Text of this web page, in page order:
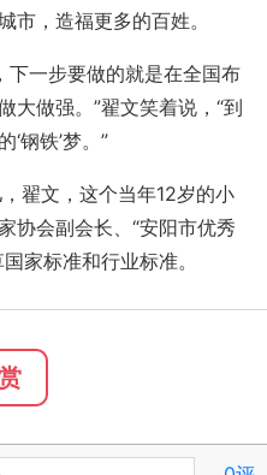
市，造福更多的百姓。
一步要做的就是在全国布
大做强。”翟文笑着说，“到
钢铁’梦。”
翟文，这个当年12岁的小
协会副会长、“安阳市优秀
家标准和行业标准。